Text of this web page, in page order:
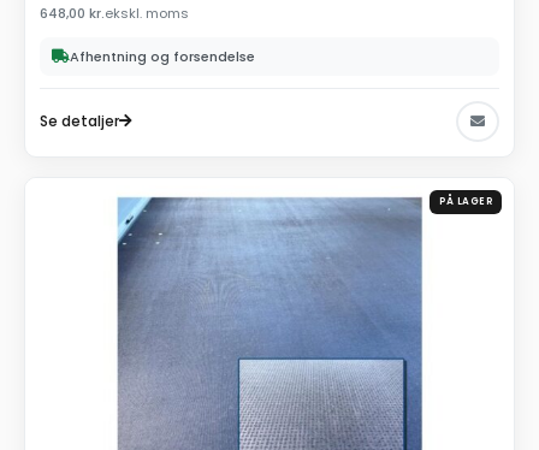
648,00 kr.ekskl. moms
Afhentning og forsendelse
Se detaljer
PÅ LAGER